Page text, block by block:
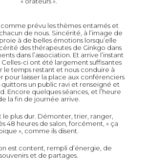
prévu les thèmes entamés et
de nous. Sincérité, à l’image de
à de belles émotions lorsqu’elle
des thérapeutes de Ginkgo dans
dans l’association. Et arrive l’instant
Celles-ci ont été largement suffisantes
le temps restant et nous conduire à
pour laisser la place aux conférenciers
quittons un public ravi et renseigné et
Encore quelques séances, et l’heure
la fin de journée arrive.
le plus dur. Démonter, trier, ranger,
48 heures de salon, forcément, « ça
», comme ils disent.
est content, rempli d’énergie, de
souvenirs et de partages.